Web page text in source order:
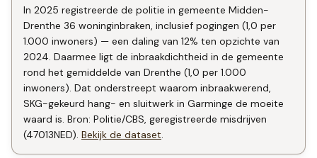
In 2025 registreerde de politie in gemeente Midden-
Drenthe 36 woninginbraken, inclusief pogingen (1,0 per
1.000 inwoners) — een daling van 12% ten opzichte van
2024. Daarmee ligt de inbraakdichtheid in de gemeente
rond het gemiddelde van Drenthe (1,0 per 1.000
inwoners). Dat onderstreept waarom inbraakwerend,
SKG-gekeurd hang- en sluitwerk in Garminge de moeite
waard is. Bron: Politie/CBS, geregistreerde misdrijven
(47013NED). Bekijk de dataset.